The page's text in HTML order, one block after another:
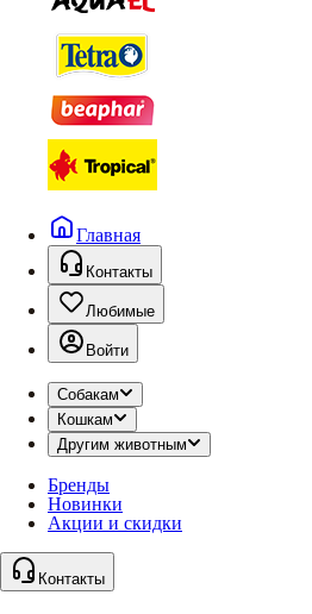
Главная
Контакты
Любимые
Войти
Собакам
Кошкам
Другим животным
Бренды
Новинки
Акции и скидки
Контакты